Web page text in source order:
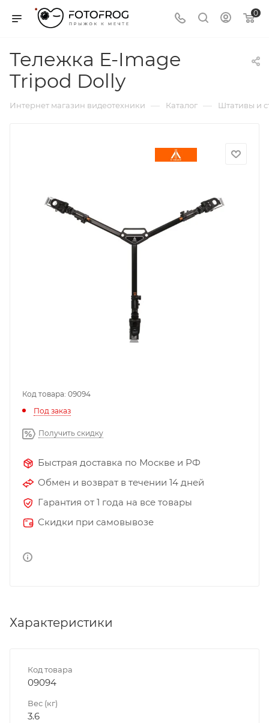
0
Тележка E-Image
Tripod Dolly
Интернет магазин видеотехники — Каталог — Штативы и
Код товара: 09094
Под заказ
Получить скидку
Быстрая доставка по Москве и РФ
Обмен и возврат в течении 14 дней
Гарантия от 1 года на все товары
Скидки при самовывозе
Характеристики
Код товара
09094
Вес (кг)
3.6